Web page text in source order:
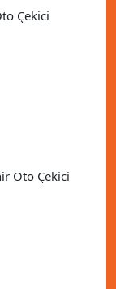
Çekici
Oto Çekici